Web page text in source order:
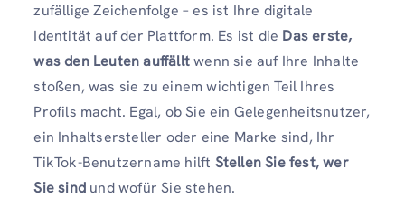
zufällige Zeichenfolge – es ist Ihre digitale
Identität auf der Plattform. Es ist die Das erste,
was den Leuten auffälltwenn sie auf Ihre Inhalte
stoßen, was sie zu einem wichtigen Teil Ihres
Profils macht. Egal, ob Sie ein Gelegenheitsnutzer,
ein Inhaltsersteller oder eine Marke sind, Ihr
TikTok-Benutzername hilft Stellen Sie fest, wer
Sie sind und wofür Sie stehen.